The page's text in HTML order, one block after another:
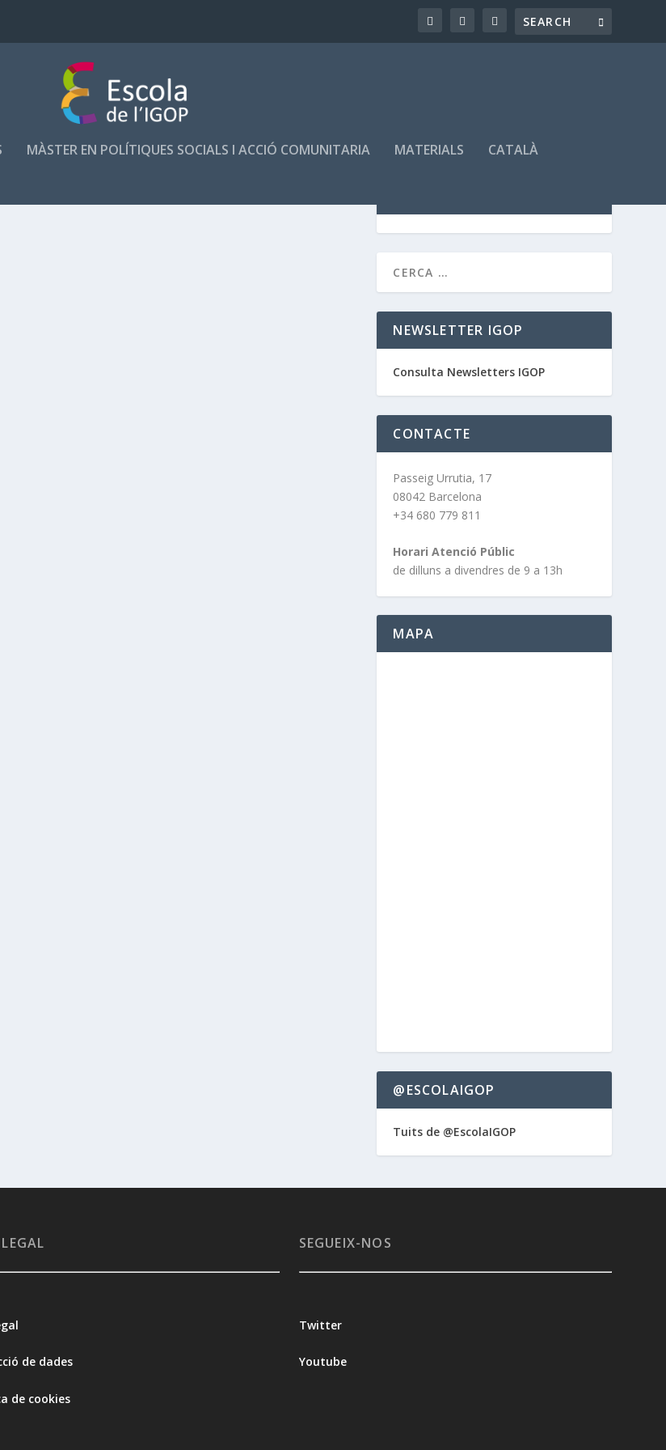
MÀSTER EN POLÍTIQUES SOCIALS I ACCIÓ COMUNITARIA MATERIALS CATALÀ
NEWSLETTER IGOP
Consulta Newsletters IGOP
CONTACTE
Passeig Urrutia, 17
08042 Barcelona
+34 680 779 811
Horari Atenció Públic
de dilluns a divendres de 9 a 13h
MAPA
@ESCOLAIGOP
Tuits de @EscolaIGOP
de dades
de cookies
SEGUEIX-NOS
Twitter
Youtube